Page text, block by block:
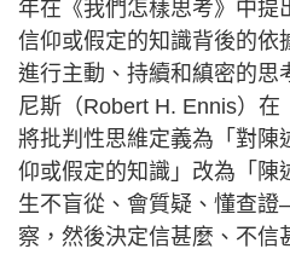
年在《我們怎樣思考》中提
信仰或假定的知識背後的依
進行主動、持續和縝密的思
尼斯（Robert H. Ennis）
將批判性思維定義為「對陳
仰或假定的知識」改為「陳
生不盲從、會質疑、懂查
察，然後決定信甚麼、不信